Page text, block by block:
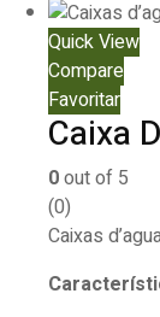
Quick View
Compare
Favoritar
Caixa
0out of 5
(0)
Caixas